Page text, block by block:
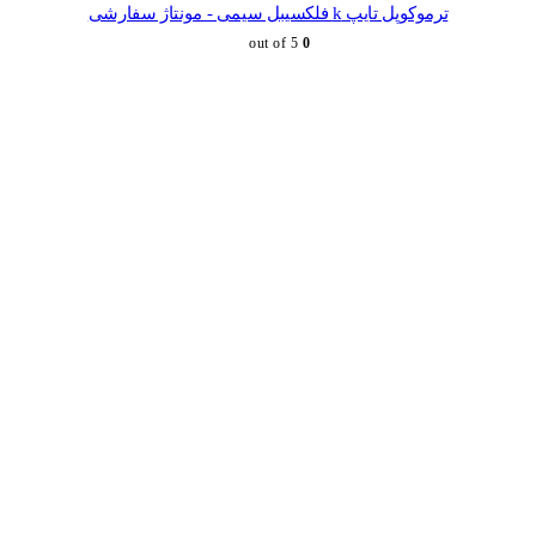
ترموکوپل تایپ k فلکسیبل سیمی - مونتاژ سفارشی
0